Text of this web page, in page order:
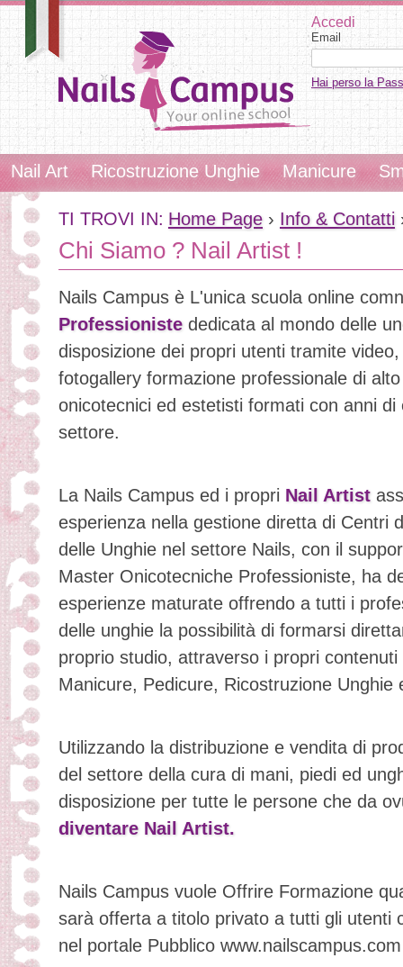
Accedi
Email
Hai perso la
Nail Art Ricostruzione Unghie Manicure
TI TROVI IN: Home Page › Info & Contatti
Chi Siamo ? Nail Artist !
Nails Campus è L'unica scuola online
Professioniste dedicata al mondo delle
disposizione dei propri utenti tramite
fotogallery formazione professionale di
onicotecnici ed estetisti formati con anni
settore.
La Nails Campus ed i propri Nail Artist
esperienza nella gestione diretta di Centri
delle Unghie nel settore Nails, con il
Master Onicotecniche Professioniste, ha
esperienze maturate offrendo a tutti i
delle unghie la possibilità di formarsi
proprio studio, attraverso i propri
Manicure, Pedicure, Ricostruzione
Utilizzando la distribuzione e vendita di
del settore della cura di mani, piedi ed
disposizione per tutte le persone che da
diventare Nail Artist.
Nails Campus vuole Offrire Formazione
sarà offerta a titolo privato a tutti gli utenti
nel portale Pubblico www.nailscampus.com